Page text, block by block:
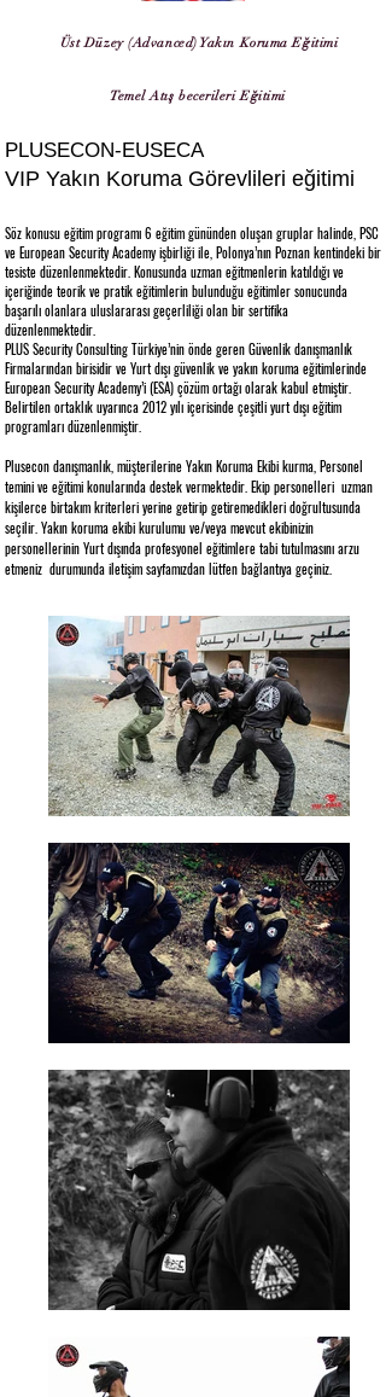
Üst Düzey (Advanced) Yakın Koruma Eğitimi
Temel Atış becerileri Eğitimi
PLUSECON-EUSECA
VIP Yakın Koruma Görevlileri eğitimi
Söz konusu eğitim programı 6 eğitim gününden oluşan gruplar halinde, PSC
ve European Security Academy işbirliği ile, Polonya’nın Poznan kentindeki bir
tesiste düzenlenmektedir. Konusunda uzman eğitmenlerin katıldığı ve
içeriğinde teorik ve pratik eğitimlerin bulunduğu eğitimler sonucunda
başarılı olanlara uluslararası geçerliliği olan bir sertifika
düzenlenmektedir.
​PLUS Security Consulting Türkiye’nin önde geren Güvenlik danışmanlık
Firmalarından birisidir ve Yurt dışı güvenlik ve yakın koruma eğitimlerinde
European Security Academy’i (ESA) çözüm ortağı olarak kabul etmiştir.
Belirtilen ortaklık uyarınca 2012 yılı içerisinde çeşitli yurt dışı eğitim
programları düzenlenmiştir.
Plusecon danışmanlık, müşterilerine Yakın Koruma Ekibi kurma, Personel
temini ve eğitimi konularında destek vermektedir. Ekip personelleri uzman
kişilerce birtakım kriterleri yerine getirip getiremedikleri doğrultusunda
seçilir. Yakın koruma ekibi kurulumu ve/veya mevcut ekibinizin
personellerinin Yurt dışında profesyonel eğitimlere tabi tutulmasını arzu
etmeniz durumunda iletişim sayfamızdan lütfen bağlantıya geçiniz.​